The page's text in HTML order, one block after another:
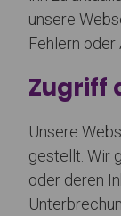
unsere
Fehlern oder
Zugriff
Unsere
gestellt. Wir
oder deren